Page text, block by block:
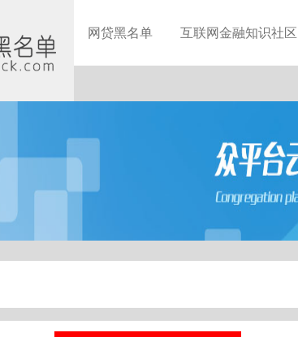
网贷黑名单 互联网金融知识社区